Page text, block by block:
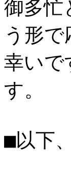
御多忙
う形
幸いで
す。
■以下